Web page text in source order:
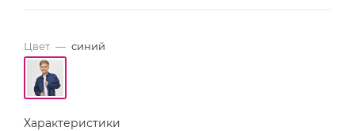
Цвет — синий
Характеристики